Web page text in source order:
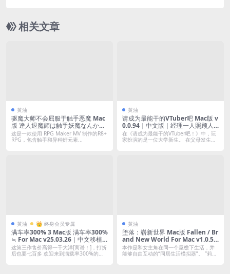
相关文章
黄油
驱魔大师不会屈服于触手恶魔 Mac
版 達人退魔師は触手妖魔なんかに
屈しない For Mac v1.0｜日文移植
版｜阿黑颜拉满的日式RPG游戏
这是一款使用 RPG Maker MV 制作的R8+
RPG，包含触手和异种奸元素...
黄油
请成为最能干的VTuber吧 Mac版 v
0.0.94｜中文版｜经理一人照顾人
妻+辣妹+社恐宅女中之人
在《请成为最能干的VTuber吧！》中，玩
家扮演的是一位大学新生。 在父母发生
黄油 👑 终身会员专属
满车率300% 3 Mac版 满车率300%
≒ For Mac v25.03.26｜中文移植
版｜含全DLC
这第三作售价高得一千大洋[离谱！]，打折
后也要七百多 欢迎来到满载率300%的
黄油
堕落：崭新世界 Mac版 Fallen / Br
and New World For Mac v1.0.5a
｜中文移植版｜和女仆莉莉的同居
生活
本作是和女主角在同一个屋檐下生活，并
能够自由互动的“同居生活模拟器”。 “莉